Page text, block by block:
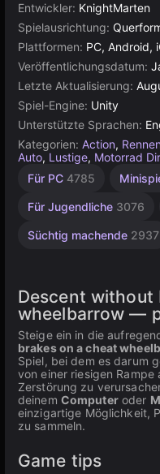
Entwickler: KnightMarten
Spielausrichtung:
Plattformen: PC, Android,
Veröffentlichungsdatum:
Letzte Aktualisierung:
Spiel-Engine: Unity
Unterstützte Sprachen:
Kategorien: Action, Rennen
Auto, Lustige, Motorrad
Für PC 4785
Für Jugendliche 3076
Süchtig machende 2937
Endlos
Geschwindigkeit
Autounfall
Desktop
Für 1
4131
Inkrementell
Hochwertige
Browser
Unity
3175
Descent without
wheelbarrow —
Steige ein in die
brakes on a cheat
Spiel, bei dem es darum
von einer riesigen
Zerstörung zu
deinem Computeroder
einzigartige Möglichkeit,
zu sammeln.
Game tips